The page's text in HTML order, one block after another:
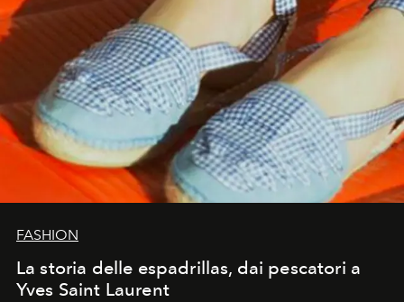
FASHION
La storia delle espadrillas, dai pescatori a
Yves Saint Laurent